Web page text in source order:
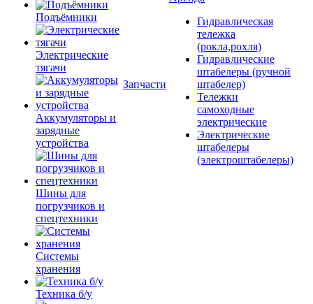
Подъёмники
Электрические
тягачи
Аккумуляторы и
зарядные
устройства
Шины для
погрузчиков и
спецтехники
Системы
хранения
Техника б/у
Запчасти
Гидравлическая
тележка
(рокла,рохля)
Гидравлические
штабелеры (ручной
штабелер)
Тележки
самоходные
электрические
Электрические
штабелеры
(электроштабелеры)